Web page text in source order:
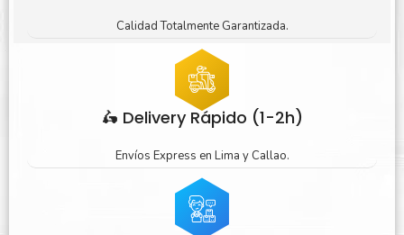
Calidad Totalmente Garantizada.
🛵 Delivery Rápido (1-2h)
Envíos Express en Lima y Callao.